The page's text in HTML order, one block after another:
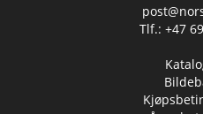
Tlf.: +47